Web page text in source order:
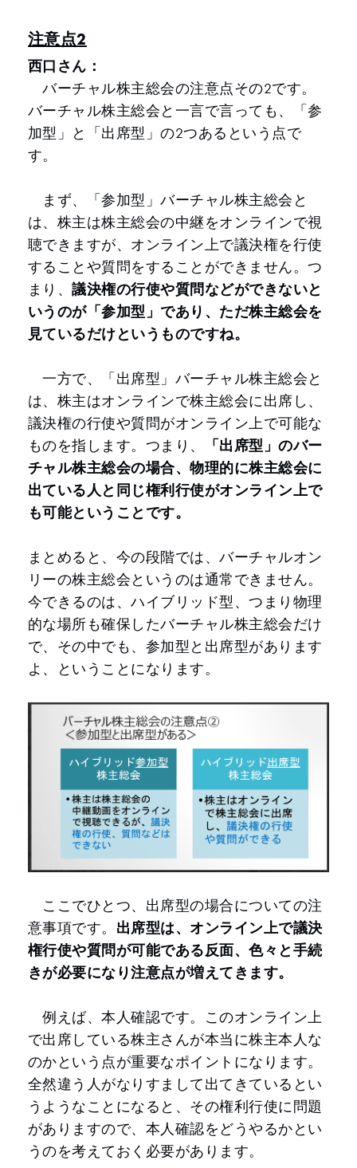
注意点2
西口さん：
バーチャル株主総会の注意点その2です。
バーチャル株主総会と一言で言っても、「参
加型」と「出席型」の2つあるという点で
す。
まず、「参加型」バーチャル株主総会と
は、株主は株主総会の中継をオンラインで視
聴できますが、オンライン上で議決権を行使
することや質問をすることができません。つ
まり、議決権の行使や質問などができないと
いうのが「参加型」であり、ただ株主総会を
見ているだけというものですね。
一方で、「出席型」バーチャル株主総会と
は、株主はオンラインで株主総会に出席し、
議決権の行使や質問がオンライン上で可能な
ものを指します。つまり、
「出席型」のバー
チャル株主総会の場合、物理的に株主総会に
出ている人と同じ権利行使がオンライン上で
も可能ということです。
まとめると、今の段階では、バーチャルオン
リーの株主総会というのは通常できません。
今できるのは、ハイブリッド型、つまり物理
的な場所も確保したバーチャル株主総会だけ
で、その中でも、参加型と出席型があります
よ、ということになります。
ここでひとつ、出席型の場合についての注
意事項です。 出席型は、オンライン上で議決
権行使や質問が可能である反面、色々と手続
きが必要になり注意点が増えてきます。
例えば、本人確認です。このオンライン上
で出席している株主さんが本当に株主本人な
のかという点が重要なポイントになります。
全然違う人がなりすまして出てきているとい
うようなことになると、その権利行使に問題
がありますので、本人確認をどうやるかとい
うのを考えておく必要があります。